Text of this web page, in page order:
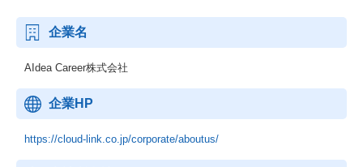
企業名
AIdea Career株式会社
企業HP
https://cloud-link.co.jp/corporate/aboutus/